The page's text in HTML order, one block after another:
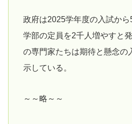
政府は2025学年度の入試か
学部の定員を2千人増やすと
の専門家たちは期待と懸念の
示している。
～～略～～